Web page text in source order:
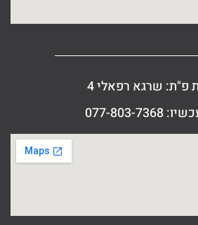
פ"ת: שרגא רפאלי 4
803-7368